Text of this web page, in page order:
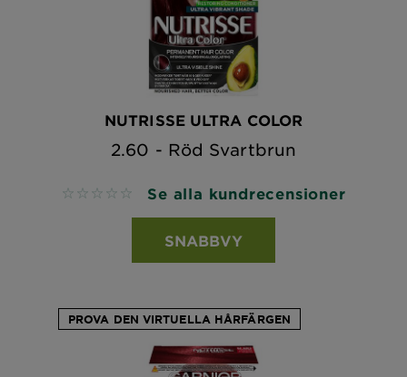
NUTRISSE ULTRA COLOR
2.60 - Röd Svartbrun
No reviews Se alla kundrecensioner
SNABBVY
PROVA DEN VIRTUELLA HÅRFÄRGEN